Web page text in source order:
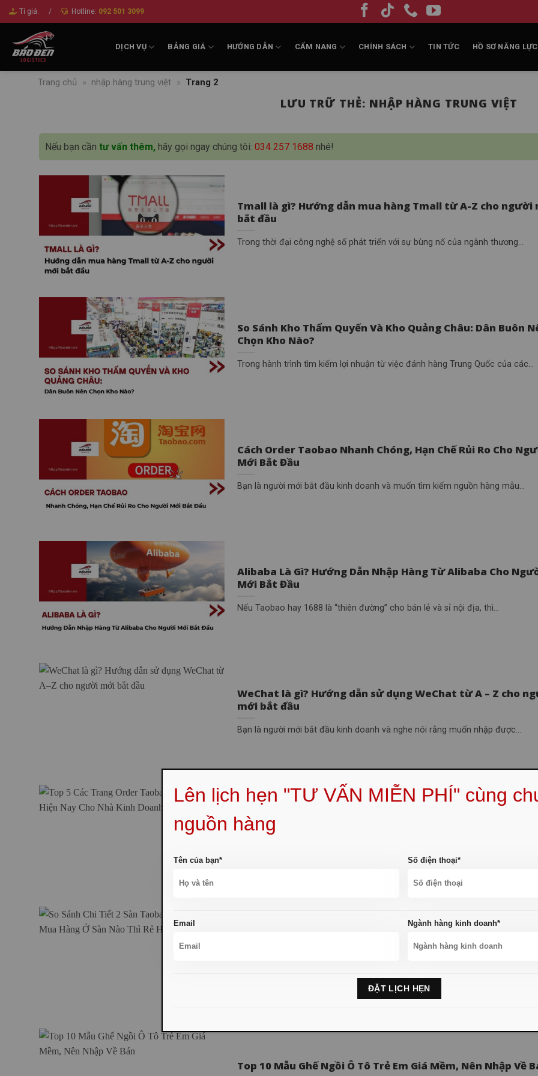
qua
dung
Tỉ giá: / Hotline: 092 501 3099
DỊCH VỤ BẢNG GIÁ HƯỚNG DẪN CẨM NANG CHÍNH SÁCH TIN TỨC HỒ SƠ NĂNG LỰC
Trang chủ » nhập hàng trung việt » Trang 2
LƯU TRỮ THẺ: NHẬP HÀNG TRUNG VIỆT
Nếu bạn cần tư vấn thêm,hãy gọi ngay chúng tôi: 034 257 1688 nhé!
Tmall là gì? Hướng dẫn mua hàng Tmall từ A-Z cho người
bắt đầu
Trong thời đại công nghệ số phát triển với sự bùng nổ của ngành thương...
So Sánh Kho Thẩm Quyến Và Kho Quảng Châu: Dân Buôn
Chọn Kho Nào?
Trong hành trình tìm kiếm lợi nhuận từ việc đánh hàng Trung Quốc của các...
Cách Order Taobao Nhanh Chóng, Hạn Chế Rủi Ro Cho
Mới Bắt Đầu
Bạn là người mới bắt đầu kinh doanh và muốn tìm kiếm nguồn hàng mẫu...
Alibaba Là Gì? Hướng Dẫn Nhập Hàng Từ Alibaba Cho
Mới Bắt Đầu
Nếu Taobao hay 1688 là “thiên đường” cho bán lẻ và sỉ nội địa, thì...
WeChat là gì? Hướng dẫn sử dụng WeChat từ A – Z cho
mới bắt đầu
Bạn là người mới bắt đầu kinh doanh và nghe nói rằng muốn nhập được...
Top 5 Các Trang Order Taobao Uy Tín Nhất Hiện Nay Cho
Kinh Doanh 2025
Top 10 Mẫu Ghế Ngồi Ô Tô Trẻ Em Giá Mềm, Nên Nhập Về
Lên lịch hẹn "TƯ VẤN MIỄN PHÍ" cùng
nguồn hàng
Tên của bạn* Số điện thoại*
Email Ngành hàng kinh doanh*